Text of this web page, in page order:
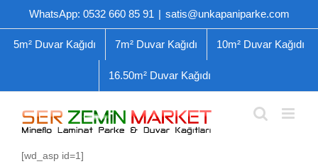
WhatsApp: 0532 660 85 91 | satis@unkapaniparke.com
5m² Duvar Kağıdı 7m² Duvar Kağıdı 10m² Duvar Kağıdı
16.50m² Duvar Kağıdı
[wd_asp id=1]